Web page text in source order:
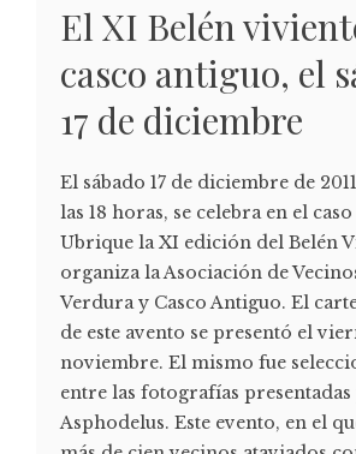
El XI Belén
casco antiguo, el
17 de diciembre
El sábado 17 de diciembre de
las 18 horas, se celebra en el
Ubrique la XI edición del Belén
organiza la Asociación de
Verdura y Casco Antiguo. El
de este avento se presentó el
noviembre. El mismo fue
entre las fotografías
Asphodelus. Este evento, en el